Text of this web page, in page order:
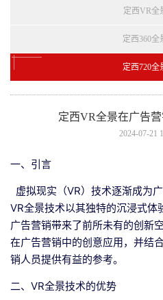
定西VR全
定西360全
定西720全
定西VR全景在广告营
2024-07-21
一、引言
虚拟现实（VR）技术逐渐成为
VR全景技术以其独特的沉浸式体
广告营销带来了前所未有的创新
在广告营销中的创意应用，并结
销人员提供有益的参考。
二、VR全景技术的优势